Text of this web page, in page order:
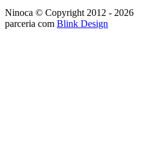
Ninoca © Copyright 2012 - 2026
parceria com Blink Design